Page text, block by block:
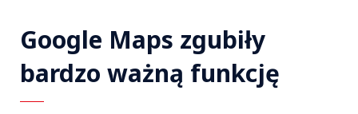
Google Maps zgubiły
bardzo ważną funkcję